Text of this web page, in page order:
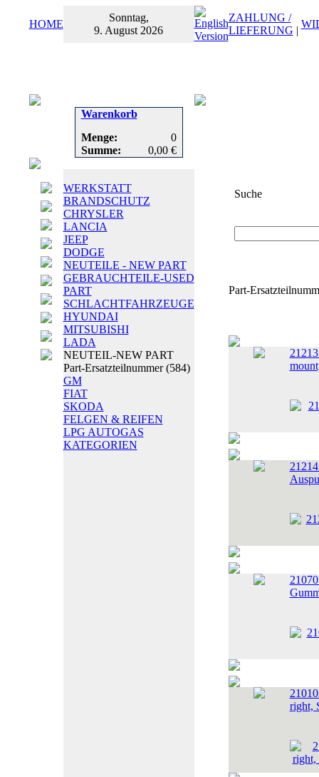
HOME
Sonntag,
9. August 2026
ZAHLUNG /
LIEFERUNG |
Warenkorb
Menge:
0
Summe:
0,00 €
WERKSTATT
BRANDSCHUTZ
CHRYSLER
LANCIA
JEEP
DODGE
NEUTEILE - NEW PART
GEBRAUCHTEILE-USED
PART
SCHLACHTFAHRZEUGE
HYUNDAI
MITSUBISHI
LADA
NEUTEIL-NEW PART
Part-Ersatzteilnummer(584)
GM
FIAT
SKODA
FELGEN & REIFEN
LPG AUTOGAS
KATEGORIEN
Suche
Part-
right,